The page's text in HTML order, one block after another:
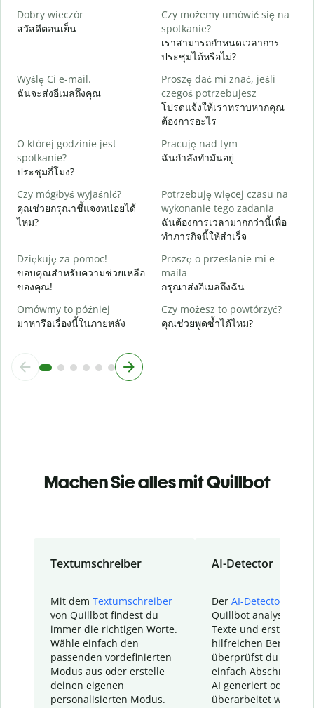
Dobry wieczór
สวัสดีตอนเย็น
Czy możemy umówić się na
spotkanie?
เราสามารถกำหนดเวลาการ
ประชุมได้หรือไม่?
Wyślę Ci e-mail.
ฉันจะส่งอีเมลถึงคุณ
Proszę dać mi znać, jeśli
czegoś potrzebujesz
โปรดแจ้งให้เราทราบหากคุณ
ต้องการอะไร
O której godzinie jest
spotkanie?
ประชุมกี่โมง?
Pracuję nad tym
ฉันกำลังทำมันอยู่
Czy mógłbyś wyjaśnić?
คุณช่วยกรุณาชี้แจงหน่อยได้
ไหม?
Potrzebuję więcej czasu na
wykonanie tego zadania
ฉันต้องการเวลามากกว่านี้เพื่อ
ทำภารกิจนี้ให้สำเร็จ
Dziękuję za pomoc!
ขอบคุณสำหรับความช่วยเหลือ
ของคุณ!
Proszę o przesłanie mi e-
maila
กรุณาส่งอีเมลถึงฉัน
Omówmy to później
มาหารือเรื่องนี้ในภายหลัง
Czy możesz to powtórzyć?
คุณช่วยพูดซ้ำได้ไหม?
Machen Sie alles mit Quillbot
Textumschreiber
Mit dem Textumschreiber
von Quillbot findest du
immer die richtigen Worte.
Wähle einfach den
passenden vordefinierten
Modus aus oder erstelle
deinen eigenen
personalisierten Modus.
AI-Detector
Der AI-Detector
Quillbot analysiert
Texte und erstellt
hilfreichen Bericht.
überprüfst du
einfach Abschnitte,
AI generiert oder
überarbeitet wurden.